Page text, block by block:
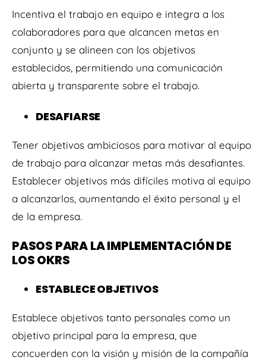
Incentiva el trabajo en equipo e integra a los
colaboradores para que alcancen metas en
conjunto y se alineen con los objetivos
establecidos, permitiendo una comunicación
abierta y transparente sobre el trabajo.
DESAFIARSE
Tener objetivos ambiciosos para motivar al equipo
de trabajo para alcanzar metas más desafiantes.
Establecer objetivos más difíciles motiva al equipo
a alcanzarlos, aumentando el éxito personal y el
de la empresa.
PASOS PARA LA IMPLEMENTACIÓN DE
LOS OKRS
ESTABLECE OBJETIVOS
Establece objetivos tanto personales como un
objetivo principal para la empresa, que
concuerden con la visión y misión de la compañía